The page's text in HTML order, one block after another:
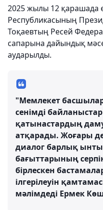
2025 жылы 12 қарашада
Республикасының
Тоқаевтың Ресей
сапарына дайындық
аударылды.
"Мемлекет
сенімді
қатынастардың
атқарады. Жоғары
диалог барлық
бағыттарының
бірлескен
ілгерілеуін
мәлімдеді Ермек